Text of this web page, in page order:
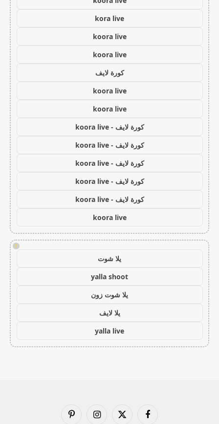
kora live
koora live
koora live
كورة لايف
koora live
koora live
كورة لايف - koora live
كورة لايف - koora live
كورة لايف - koora live
كورة لايف - koora live
كورة لايف - koora live
koora live
!
يلا شوت
yalla shoot
يلا شوت زون
يلا لايف
yalla live
فيسبوك
X
الانستغرامبينتيريست